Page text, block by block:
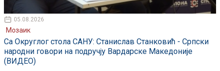
05.08.2026
Мозаик
Са Округлог стола САНУ: Станислав Станковић - Српски
народни говори на подручју Вардарске Македоније
(ВИДЕО)